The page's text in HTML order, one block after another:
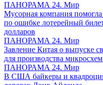
ПАНОРАМА 24. Мир
Мусорная компания
по ошибке лотерейный
долларов
ПАНОРАМА 24. Мир
Завление Китая о выпуске
для производства
ПАНОРАМА 24. Мир
В США байкеры и